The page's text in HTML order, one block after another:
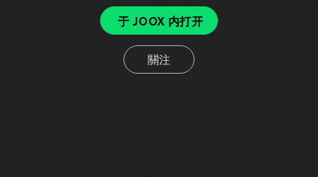
于 JOOX 内打开
關注